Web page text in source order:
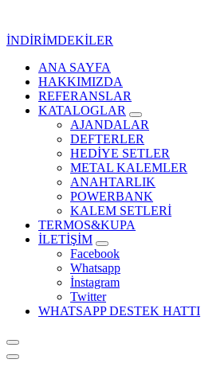
İNDİRİMDEKİLER
Kurumsal Promosyon-Hediyelik
ANA SAYFA
HAKKIMIZDA
REFERANSLAR
KATALOGLAR
AJANDALAR
DEFTERLER
HEDİYE SETLER
METAL KALEMLER
ANAHTARLIK
POWERBANK
KALEM SETLERİ
TERMOS&KUPA
İLETİŞİM
Facebook
Whatsapp
İnstagram
Twitter
WHATSAPP DESTEK HATTI